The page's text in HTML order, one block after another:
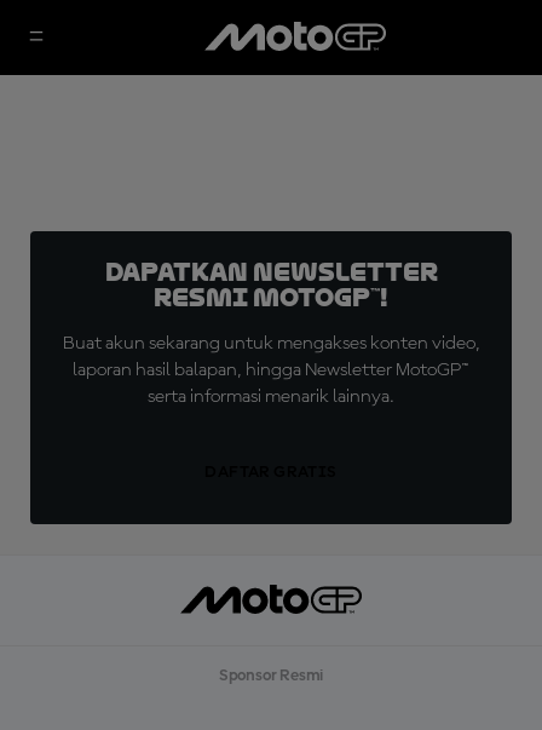
Dapatkan Newsletter
Resmi MotoGP™!
Buat akun sekarang untuk mengakses konten video,
laporan hasil balapan, hingga Newsletter MotoGP™
serta informasi menarik lainnya.
Sponsor Resmi